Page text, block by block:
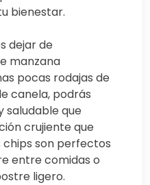
bienestar.
dejar de
manzana
pocas rodajas de
canela, podrás
saludable que
crujiente que
chips son perfectos
entre comidas o
ligero.